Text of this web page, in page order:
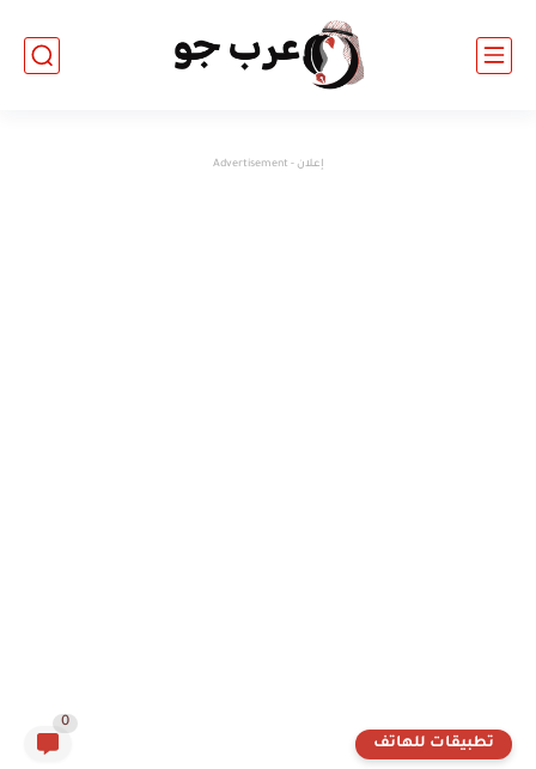
إعلان - Advertisement
تطبيقات للهاتف
0